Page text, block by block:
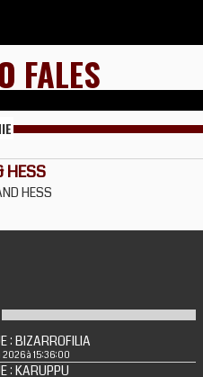
FALES
HESS
HESS
: BIZARROFILIA
2026 à 15:36:00
: KARUPPU